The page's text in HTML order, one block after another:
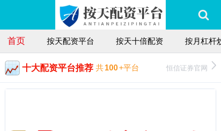
首页 按天配资平台 按天十倍配资 按月杠杆
十大配资平台推荐 共100+平台 恒信证券官网